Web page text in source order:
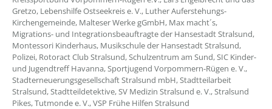
Gretzo, Lebenshilfe Ostseekreis e. V., Luther Auferstehungs-
Kirchengemeinde, Malteser Werke gGmbH, Max macht´s,
Migrations- und Integrationsbeauftragte der Hansestadt Stralsund,
Montessori Kinderhaus, Musikschule der Hansestadt Stralsund,
Polizei, Rotoract Club Stralsund, Schulzentrum am Sund, SIC Kinder-
und Jugendtreff Havanna, Sportjugend Vorpommern-Rügen e. V.,
Stadterneuerungsgesellschaft Stralsund mbH, Stadtteilarbeit
Stralsund, Stadtteildetektive, SV Medizin Stralsund e. V., Stralsund
Pikes, Tutmonde e. V., VSP Frühe Hilfen Stralsund